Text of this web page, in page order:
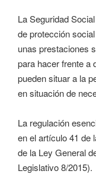
La Seguridad
de protección
unas prestaciones
para hacer frente a
pueden situar a la
en situación de
La regulación
en el artículo 41 de
de la Ley General
Legislativo 8/2015).